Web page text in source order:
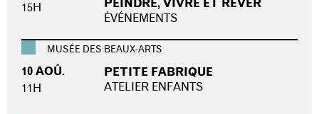
15H
PEINDRE, VIVRE ET RÊVER
ÉVÉNEMENTS
MUSÉE DES BEAUX-ARTS
10 AOÛ.
11H
PETITE FABRIQUE
ATELIER ENFANTS